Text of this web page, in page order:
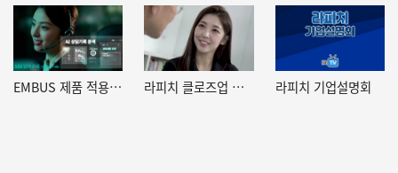
EMBUS 제품 적용 영상 라피치 클로즈업 기업현장 라피치 기업설명회